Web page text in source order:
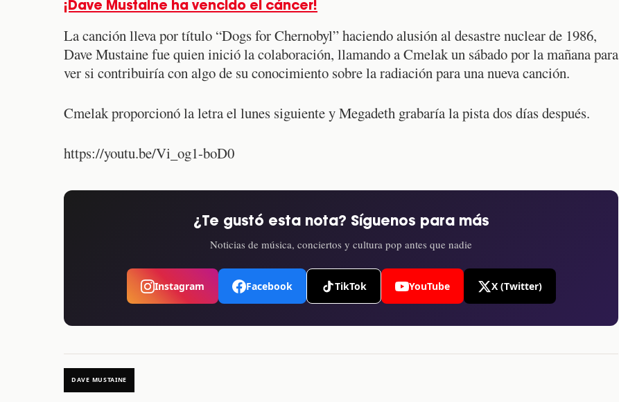
¡Dave Mustaine ha vencido el cáncer!
La canción lleva por título “Dogs for Chernobyl” haciendo alusión al desastre nuclear de 1986,
Dave Mustaine fue quien inició la colaboración, llamando a Cmelak un sábado por la mañana para
ver si contribuiría con algo de su conocimiento sobre la radiación para una nueva canción.
Cmelak proporcionó la letra el lunes siguiente y Megadeth grabaría la pista dos días después.
https://youtu.be/Vi_og1-boD0
¿Te gustó esta nota? Síguenos para más
Noticias de música, conciertos y cultura pop antes que nadie
Instagram Facebook TikTok YouTube X (Twitter)
DAVE MUSTAINE